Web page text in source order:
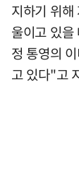
지하기 위해
울이고 있을
정 통영의
고 있다"고